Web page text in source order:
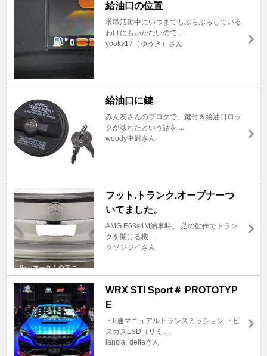
給油口の位置
求職活動中にいつまでもぶらぶらしている
わけにもいかないので ...
yooky17（ゆうき）さん
給油口に鍵
みん友さんのブログで、鍵付き給油口ロッ
クが壊れたという話を ...
woody中尉さん
フット.トランク.オープナーつ
いてました。
AMG.E63s4M納車時。 足の動作でトラン
クを開ける機 ...
クソジジイさん
WRX STI Sport＃ PROTOTYP
E
・6速マニュアルトランスミッション ・ビ
スカスLSD（リミ ...
lancia_deltaさん